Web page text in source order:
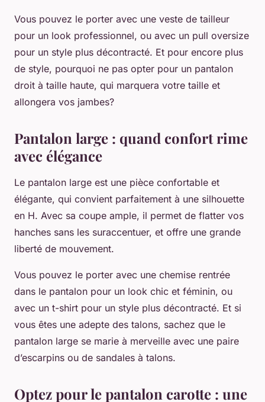
Vous pouvez le porter avec une veste de tailleur
pour un look professionnel, ou avec un pull oversize
pour un style plus décontracté. Et pour encore plus
de style, pourquoi ne pas opter pour un pantalon
droit à taille haute, qui marquera votre taille et
allongera vos jambes?
Pantalon large : quand confort rime
avec élégance
Le pantalon large est une pièce confortable et
élégante, qui convient parfaitement à une silhouette
en H. Avec sa coupe ample, il permet de flatter vos
hanches sans les suraccentuer, et offre une grande
liberté de mouvement.
Vous pouvez le porter avec une chemise rentrée
dans le pantalon pour un look chic et féminin, ou
avec un t-shirt pour un style plus décontracté. Et si
vous êtes une adepte des talons, sachez que le
pantalon large se marie à merveille avec une paire
d’escarpins ou de sandales à talons.
Optez pour le pantalon carotte : une